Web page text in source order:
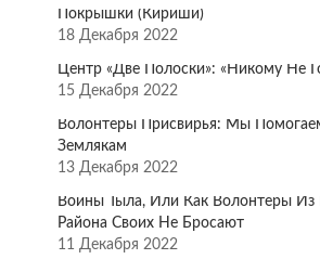
Покрышки (Кириши)
18 Декабря 2022
Центр «Две Полоски»: «Никому Не
15 Декабря 2022
Волонтёры Присвирья: Мы
Землякам
13 Декабря 2022
Воины Тыла, Или Как Волонтёры Из
Района Своих Не Бросают
11 Декабря 2022